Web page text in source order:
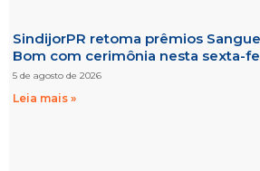
SindijorPR retoma prêmios
Bom com cerimônia nesta sexta-
5 de agosto de 2026
Leia mais »